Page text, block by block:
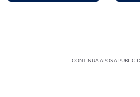
CONTINUA APÓS A